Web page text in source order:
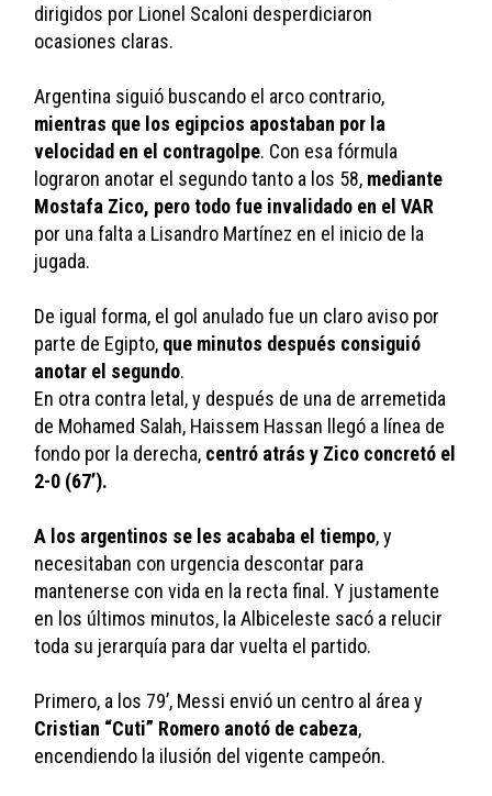
dirigidos por Lionel Scaloni desperdiciaron
ocasiones claras.
mientras que los egipcios apostaban por la
velocidad en el contragolpe. Con esa fórmula
lograron anotar el segundo tanto a los 58, mediante
Mostafa Zico, pero todo fue invalidado en el VAR
por una falta a Lisandro Martínez en el inicio de la
jugada.
De igual forma, el gol anulado fue un claro aviso por
parte de Egipto, que minutos después consiguió
anotar el segundo.
En otra contra letal, y después de una de arremetida
de Mohamed Salah, Haissem Hassan llegó a línea de
fondo por la derecha, centró atrás y Zico concretó el
2-0 (67’).
A los argentinos se les acababa el tiempo, y
necesitaban con urgencia descontar para
mantenerse con vida en la recta final. Y justamente
en los últimos minutos, la Albiceleste sacó a relucir
toda su jerarquía para dar vuelta el partido.
Cristian “Cuti” Romero anotó de cabeza,
encendiendo la ilusión del vigente campeón.